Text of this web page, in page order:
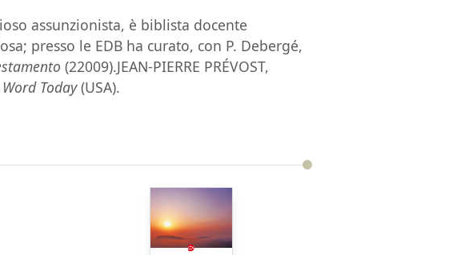
assunzionista, è biblista docente
presso le EDB ha curato, con P. Debergé,
(22009).JEAN-PIERRE PRÉVOST,
Word Today(USA).